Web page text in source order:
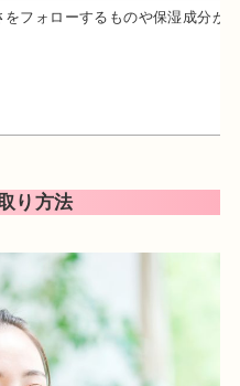
をフォローするものや保湿成分が
り方法